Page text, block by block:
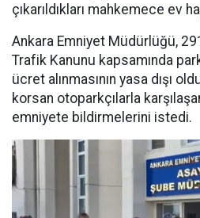
çıkarıldıkları mahkemece ev
Ankara Emniyet Müdürlüğü,
Trafik Kanunu kapsamında
ücret alınmasının yasa dışı
korsan otoparkçılarla
emniyete bildirmelerini istedi.